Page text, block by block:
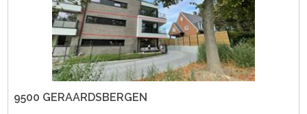
9500 GERAARDSBERGEN